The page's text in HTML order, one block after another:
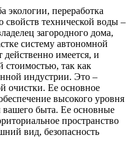
экологии, переработка
свойств технической воды –
загородного дома,
систему автономной
действенно имеется, и
стоимостью, так как
индустрии. Это –
очистки. Ее основное
высокого уровня
вашего быта. Ее основные
пространство
вид, безопасность